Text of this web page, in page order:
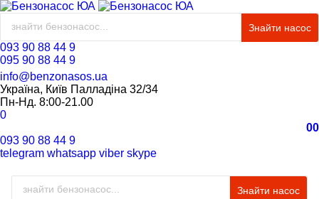
Знайти насос
093 90 88 44 9
095 90 88 44 9
info@benzonasos.ua
Україна, Київ Палладіна 32/34
Пн-Нд. 8:00-21.00
0
00
093 90 88 44 9
telegram whatsapp viber skype
Знайти насос